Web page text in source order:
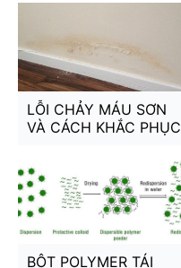
LỖI CHẢY MÁU SƠN
VÀ CÁCH KHẮC PHỤC
BỘT POLYMER TÁI